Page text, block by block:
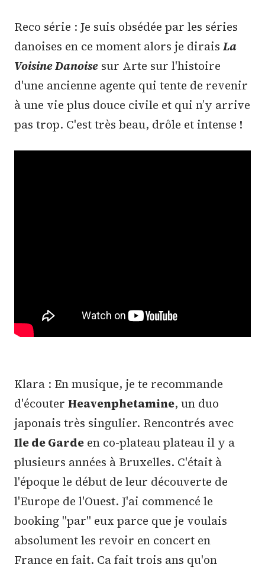
Reco série : Je suis obsédée par les séries
danoises en ce moment alors je dirais La
Voisine Danoise sur Arte sur l'histoire
d'une ancienne agente qui tente de revenir
à une vie plus douce civile et qui n’y arrive
pas trop. C'est très beau, drôle et intense !
Klara : En musique, je te recommande
d'écouter Heavenphetamine, un duo
japonais très singulier. Rencontrés avec
Ile de Garde en co-plateau plateau il y a
plusieurs années à Bruxelles. C'était à
l'époque le début de leur découverte de
l'Europe de l'Ouest. J'ai commencé le
booking "par" eux parce que je voulais
absolument les revoir en concert en
France en fait. Ca fait trois ans qu'on